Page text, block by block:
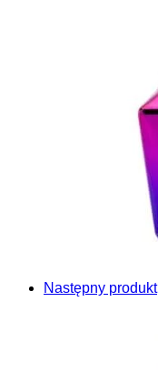
Następny produkt